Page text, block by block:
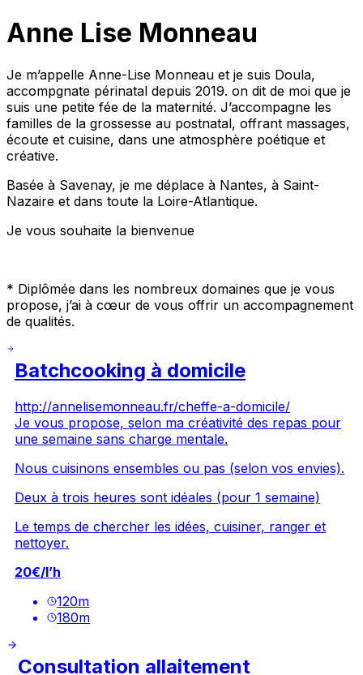
Anne Lise Monneau
Je m’appelle Anne-Lise Monneau et je suis Doula,
accompgnate périnatal depuis 2019. on dit de moi que je
suis une petite fée de la maternité. J’accompagne les
familles de la grossesse au postnatal, offrant massages,
écoute et cuisine, dans une atmosphère poétique et
créative.
Basée à Savenay, je me déplace à Nantes, à Saint-
Nazaire et dans toute la Loire-Atlantique.
Je vous souhaite la bienvenue
* Diplômée dans les nombreux domaines que je vous
propose, j’ai à cœur de vous offrir un accompagnement
de qualités.
Batchcooking à domicile
http://annelisemonneau.fr/cheffe-a-domicile/
Je vous propose, selon ma créativité des repas pour
une semaine sans charge mentale.
Nous cuisinons ensembles ou pas (selon vos envies).
Deux à trois heures sont idéales (pour 1 semaine)
Le temps de chercher les idées, cuisiner, ranger et
nettoyer.
20€/l’h
120m
180m
Consultation allaitement